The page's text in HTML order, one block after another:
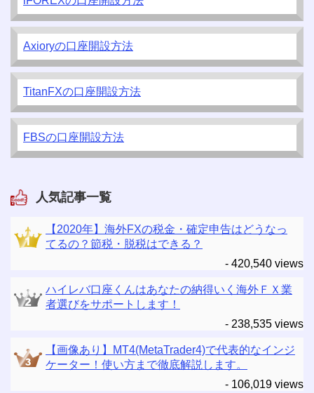
Axioryの口座開設方法
TitanFXの口座開設方法
FBSの口座開設方法
人気記事一覧
【2020年】海外FXの税金・確定申告はどうなっ
てるの？節税・脱税はできる？
- 420,540 views
ハイレバ口座くんはあなたの納得いく海外ＦＸ業
者選びをサポートします！
- 238,535 views
【画像あり】MT4(MetaTrader4)で代表的なインジ
ケーター！使い方まで徹底解説します。
- 106,019 views